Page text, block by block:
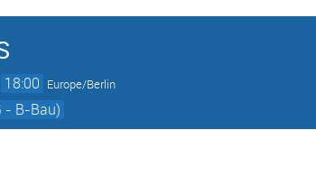
18:00 Europe/Berlin
- B-Bau)